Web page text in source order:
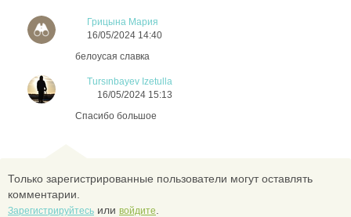
Грицына Мария
16/05/2024 14:40
белоусая славка
Tursınbayev Izetulla
16/05/2024 15:13
Спасибо большое
Только зарегистрированные пользователи могут оставлять
комментарии.
Зарегистрируйтесь или войдите